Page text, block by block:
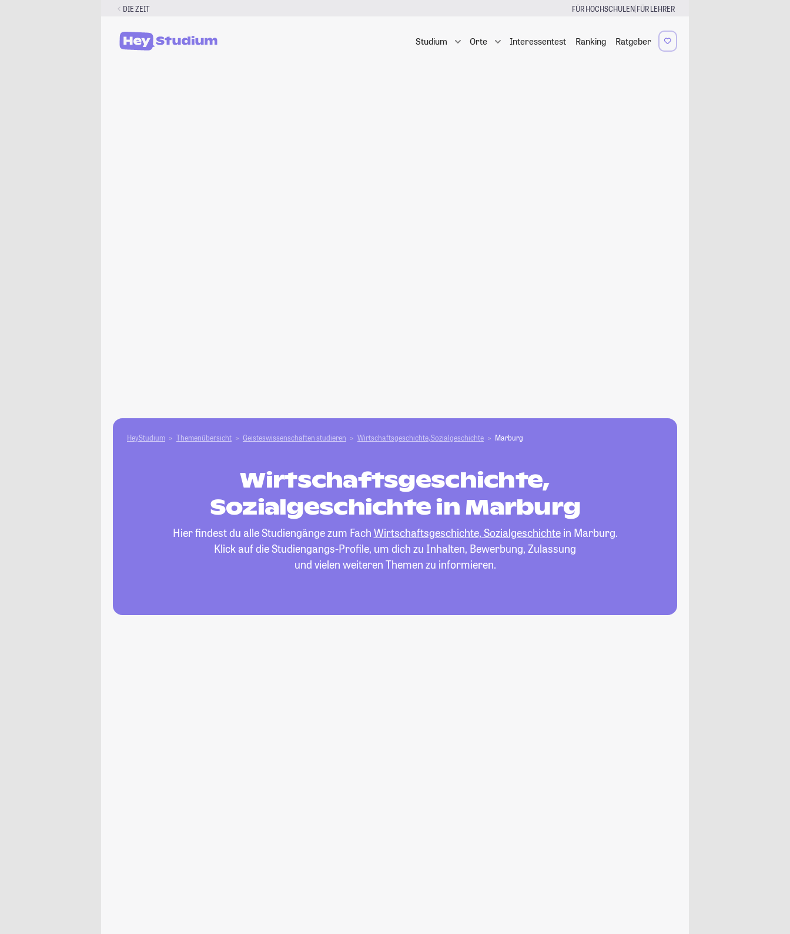
DIE ZEIT FÜR HOCHSCHULEN|FÜR LEHRER
Studium Orte Interessentest Ranking Ratgeber
HeyStudium Themenübersicht Geisteswissenschaften studieren Wirtschaftsgeschichte, Sozialgeschichte Marburg
Wirtschaftsgeschichte,
Sozialgeschichte in Marburg
Hier findest du alle Studiengänge zum Fach Wirtschaftsgeschichte, Sozialgeschichtein Marburg.
Klick auf die Studiengangs-Profile, um dich zu Inhalten, Bewerbung, Zulassung
und vielen weiteren Themen zu informieren.